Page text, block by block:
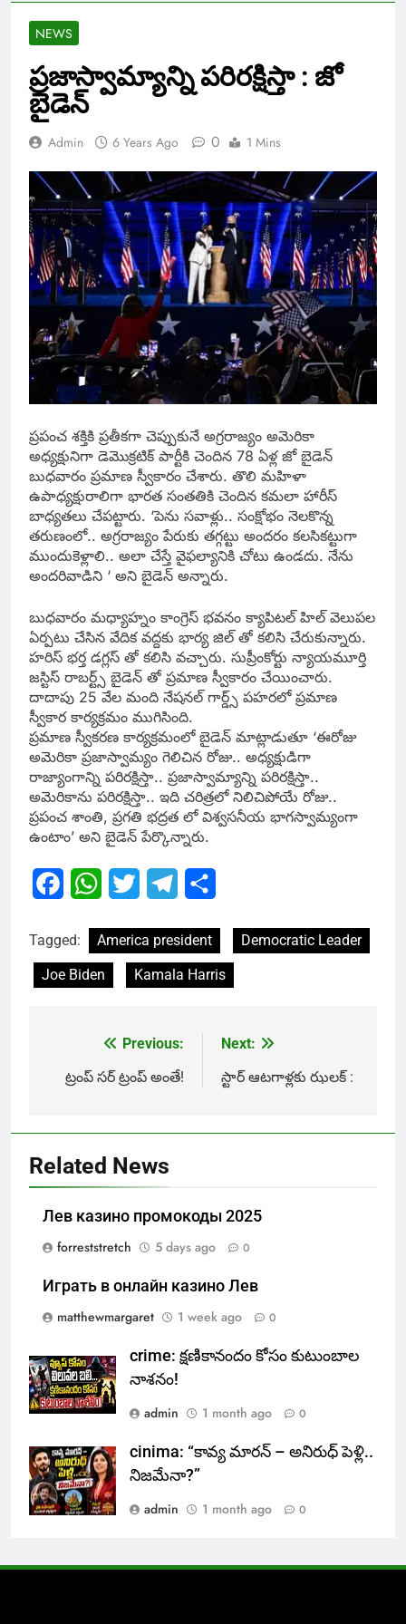
NEWS
ప్రజాస్వామ్యాన్ని పరిరక్షిస్తా : జో
బైడెన్
Admin 6 Years Ago 0 1 Mins
ప్రపంచ శక్తికి ప్రతీకగా చెప్పుకునే అగ్రరాజ్యం అమెరికా
అధ్యక్షునిగా డెమొక్రటిక్ పార్టీకి చెందిన 78 ఏళ్ల జో బైడెన్
బుధవారం ప్రమాణ స్వీకారం చేశారు. తొలి మహిళా
ఉపాధ్యక్షురాలిగా భారత సంతతికి చెందిన కమలా హారీస్
బాధ్యతలు చేపట్టారు. ‘పెను సవాళ్లు.. సంక్షోభం నెలకొన్న
తరుణంలో.. అగ్రరాజ్యం పేరుకు తగ్గట్టు అందరం కలసికట్టుగా
ముందుకెళ్లాలి.. అలా చేస్తే వైఫల్యానికి చోటు ఉండదు. నేను
అందరివాడిని ‘ అని బైడెన్ అన్నారు.
బుధవారం మధ్యాహ్నం కాంగ్రెస్ భవనం క్యాపిటల్ హిల్ వెలుపల
ఏర్పటు చేసిన వేదిక వద్దకు భార్య జిల్ తో కలిసి చేరుకున్నారు.
హరిస్ భర్త డగ్లస్ తో కలిసి వచ్చారు. సుప్రీంకోర్టు న్యాయమూర్తి
జస్టిస్ రాబర్ట్స్ బైడెన్ తో ప్రమాణ స్వీకారం చేయించారు.
దాదాపు 25 వేల మంది నేషనల్ గార్డ్స్ పహరలో ప్రమాణ
స్వీకార కార్యక్రమం ముగిసింది.
ప్రమాణ స్వీకరణ కార్యక్రమంలో బైడెన్ మాట్లాడుతూ ‘ఈరోజు
అమెరికా ప్రజాస్వామ్యం గెలిచిన రోజు.. అధ్యక్షుడిగా
రాజ్యాంగాన్ని పరిరక్షిస్తా.. ప్రజాస్వామ్యాన్ని పరిరక్షిస్తా..
అమెరికాను పరిరక్షిస్తా.. ఇది చరిత్రలో నిలిచిపోయే రోజు..
ప్రపంచ శాంతి, ప్రగతి భద్రత లో విశ్వసనీయ భాగస్వామ్యంగా
ఉంటాం’ అని బైడెన్ పేర్కొన్నారు.
FacebookWhatsApp
Twitter Telegram
Tagged: America president
Democratic Leader
Joe Biden
Kamala Harris
navigation
Previous:
ట్రంప్ సర్ ట్రంప్ అంతే!
Next:
స్టార్ ఆటగాళ్లకు ఝలక్ :
Related News
Лев казино промокоды 2025
forreststretch
5 days ago 0
Играть в онлайн казино Лев
matthewmargaret
1 week ago 0
crime: క్షణికానందం కోసం కుటుంబాల
నాశనం!
admin
1 month ago 0
cinima: “కావ్య మారన్ – అనిరుధ్ పెళ్లి..
నిజమేనా?”
admin
1 month ago 0